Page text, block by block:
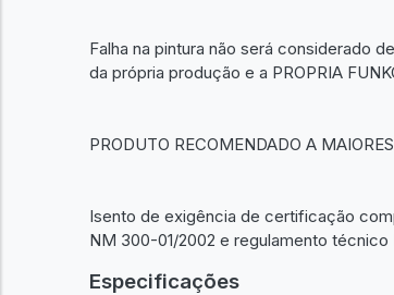
Falha na pintura não será considerado
da própria produção e a PROPRIA
PRODUTO RECOMENDADO A
Isento de exigência de certificação
NM 300-01/2002 e regulamento técnico
Especificações